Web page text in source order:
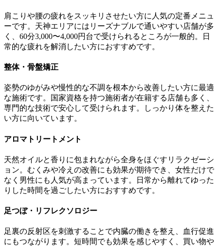
肩こりや腰の疲れをスッキリさせたい方に人気の定番メニュ
ーです。天神エリアにはリーズナブルで通いやすい店舗が多
く、60分3,000〜4,000円台で受けられるところが一般的。日
常的な疲れを解消したい方におすすめです。
整体・骨盤矯正
姿勢のゆがみや慢性的な不調を根本から改善したい方に最適
な施術です。国家資格を持つ施術者が在籍する店舗も多く、
専門的な技術で安心して受けられます。しっかり体を整えた
い方に向いています。
アロマトリートメント
天然オイルと香りに包まれながら全身をほぐすリラクゼーシ
ョン。むくみや冷えの改善にも効果が期待でき、女性だけで
なく男性にも人気が高まっています。日常から離れてゆった
りした時間を過ごしたい方におすすめです。
足つぼ・リフレクソロジー
足裏の反射区を刺激することで内臓の働きを整え、血行促進
にもつながります。短時間でも効果を感じやすく、買い物や